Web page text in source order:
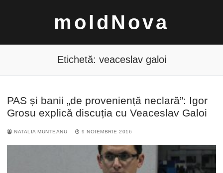
moldNova
Caută
Etichetă: veaceslav galoi
PAS și banii „de proveniență neclară”: Igor
Grosu explică discuția cu Veaceslav Galoi
NATALIA MUNTEANU 9 NOIEMBRIE 2016